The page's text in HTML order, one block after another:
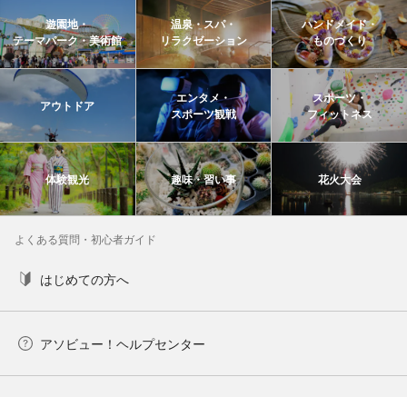
遊園地・
テーマパーク・美術館
温泉・スパ・
リラクゼーション
ハンドメイド・
ものづくり
アウトドア
エンタメ・
スポーツ観戦
スポーツ・
フィットネス
体験観光 趣味・習い事 花火大会
よくある質問・初心者ガイド
はじめての方へ
アソビュー！ヘルプセンター